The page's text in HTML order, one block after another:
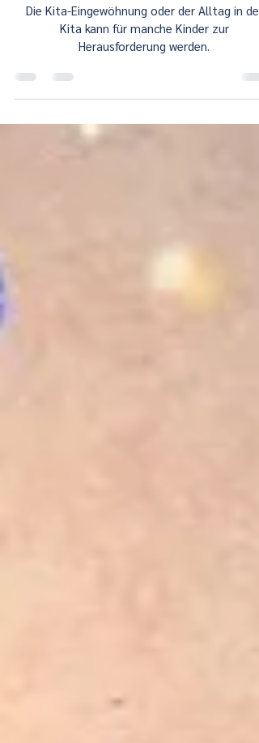
– Ursachen, Lösungen &
Alternativen
Die Kita-Eingewöhnung oder der Alltag in der